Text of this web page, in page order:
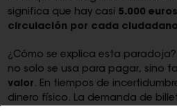
significa que hay casi 5.000
circulación por cada ciudadano
¿Cómo se explica esta paradoja?
no solo se usa para pagar, sino
valor . En tiempos de
dinero físico. La demanda de